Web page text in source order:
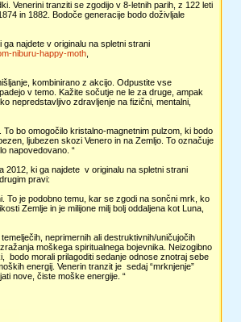
Venerini tranziti se zgodijo v 8-letnih parih, z 122 leti
in 1882. Bodoče generacije bodo doživljale
najdete v originalu na spletni strani
niburu-happy-moth
kombinirano z akcijo. Odpustite vse
v temo. Kažite sočutje ne le za druge, ampak
nepredstavljivo zdravljenje na fizični, mentalni,
bo omogočilo kristalno-magnetnim pulzom, ki bodo
ljubezen skozi Venero in na Zemljo. To označuje
napovedovano. “
2012, ki ga najdete v originalu na spletni strani
drugim pravi:
To je podobno temu, kar se zgodi na sončni mrk, ko
Zemlje in je milijone milj bolj oddaljena kot Luna,
neprimernih ali destruktivnih/uničujočih
moškega spiritualnega bojevnika. Neizogibno
morali prilagoditi sedanje odnose znotraj sebe
energij. Venerin tranzit je sedaj “mrknjenje”
nove, čiste moške energije. “